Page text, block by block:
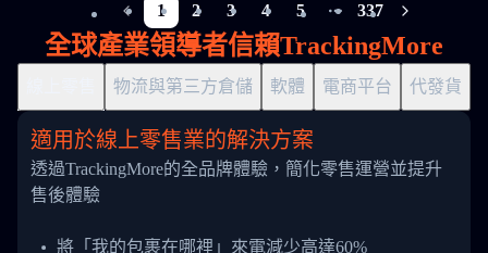
1 2 3 4 5
More pages
337
全球產業領導者信賴TrackingMore
物流與第三方倉儲 軟體 電商平台 代發貨
適用於線上零售業的解決方案
透過TrackingMore的全品牌體驗，簡化零售運營並提升
售後體驗
將「我的包裹在哪裡」來電減少高達60%